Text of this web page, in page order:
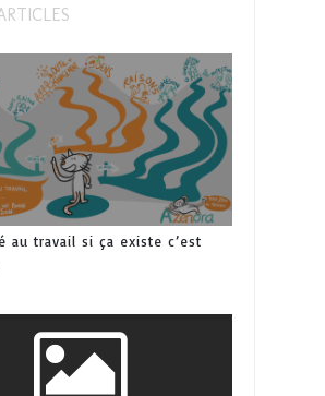
au travail si ça existe c’est
raison !